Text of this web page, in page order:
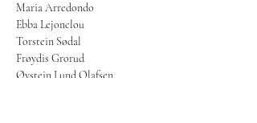
Maria Arredondo
Ebba Lejonclou
Torstein Sødal
Frøydis Grorud
Øystein Lund Olafsen